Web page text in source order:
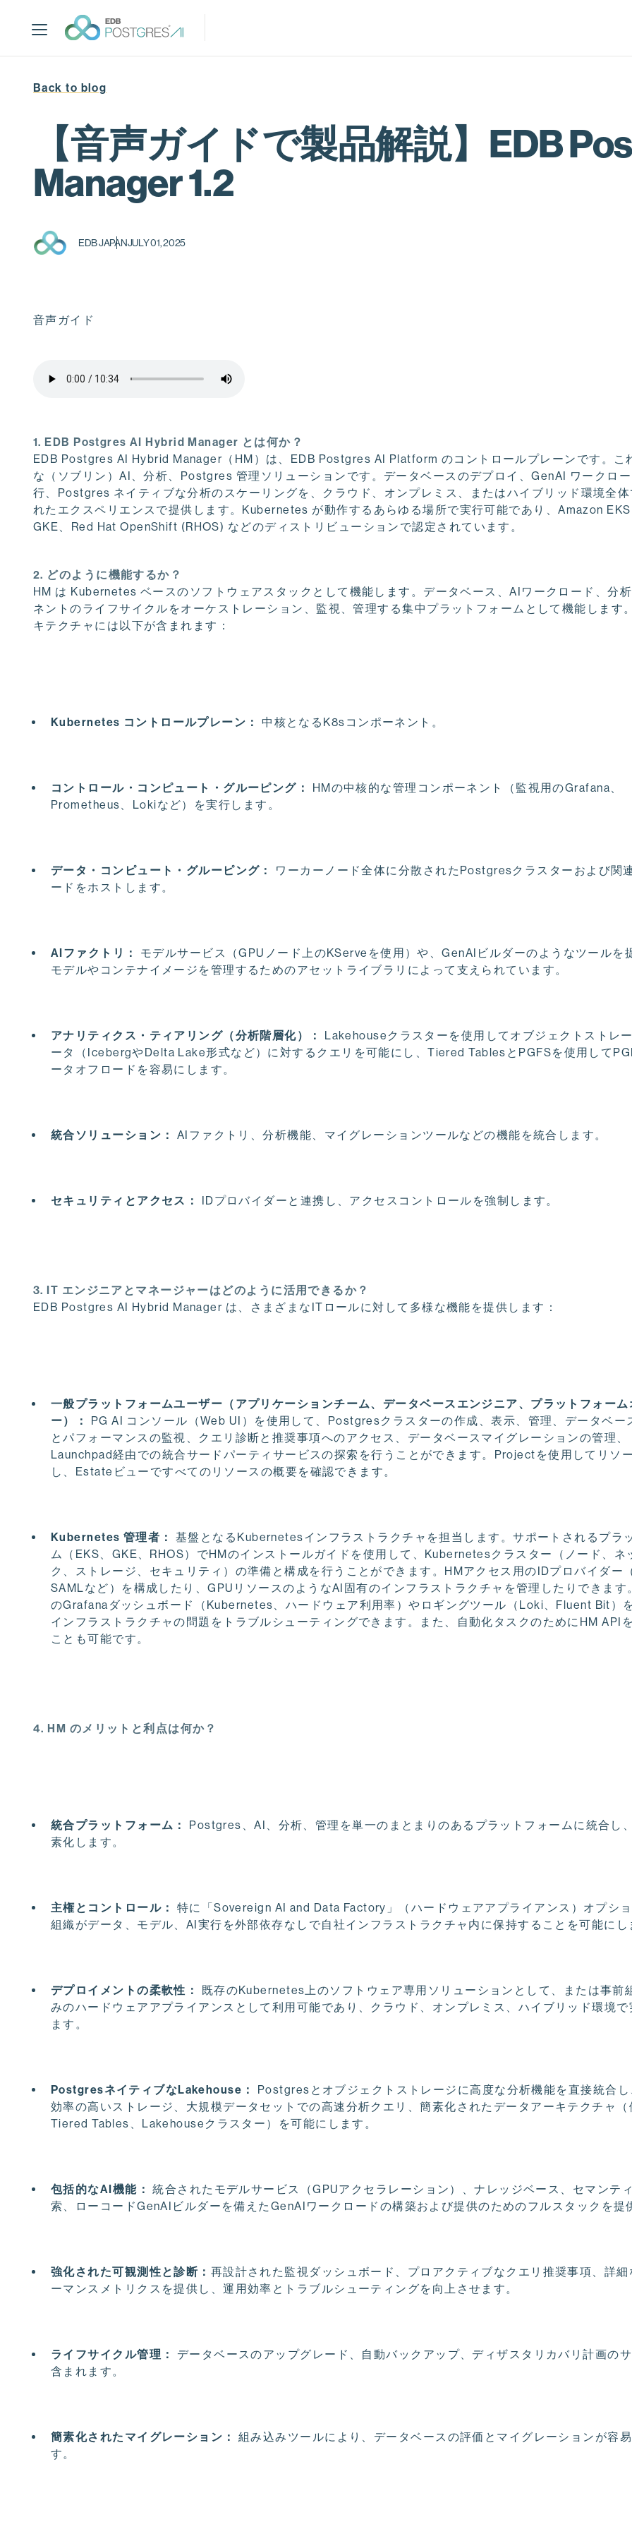
p
Back to blog
【音声ガイドで製品解説】EDB
Manager 1.2
EDB JAPANJULY 01, 2025
音声ガイド
1. EDB Postgres AI Hybrid Manager とは何か？
EDB Postgres AI Hybrid Manager（HM）は、EDB Postgres AI Platform のコントロールプレーンです。こ
な（ソブリン）AI、分析、Postgres 管理ソリューションです。データベースのデプロイ、GenAI ワークロ
行、Postgres ネイティブな分析のスケーリングを、クラウド、オンプレミス、またはハイブリッド環境全体
れたエクスペリエンスで提供します。Kubernetes が動作するあらゆる場所で実行可能であり、Amazon
GKE、Red Hat OpenShift (RHOS) などのディストリビューションで認定されています。
2. どのように機能するか？
HM は Kubernetes ベースのソフトウェアスタックとして機能します。データベース、AIワークロード、分
ネントのライフサイクルをオーケストレーション、監視、管理する集中プラットフォームとして機能します
キテクチャには以下が含まれます：
Kubernetes コントロールプレーン： 中核となるK8sコンポーネント。
コントロール・コンピュート・グルーピング：
HMの中核的な管理コンポーネント（監視用のGrafana、
Prometheus、Lokiなど）を実行します。
データ・コンピュート・グルーピング：
ワーカーノード全体に分散されたPostgresクラスターおよび関
ードをホストします。
AIファクトリ：
モデルサービス（GPUノード上のKServeを使用）や、GenAIビルダーのようなツールを
モデルやコンテナイメージを管理するためのアセットライブラリによって支えられています。
アナリティクス・ティアリング（分析階層化）：
Lakehouseクラスターを使用してオブジェクトストレ
ータ（IcebergやDelta Lake形式など）に対するクエリを可能にし、Tiered TablesとPGFSを使用して
ータオフロードを容易にします。
統合ソリューション： AIファクトリ、分析機能、マイグレーションツールなどの機能を統合します。
セキュリティとアクセス： IDプロバイダーと連携し、アクセスコントロールを強制します。
3. IT エンジニアとマネージャーはどのように活用できるか？
EDB Postgres AI Hybrid Manager は、さまざまなITロールに対して多様な機能を提供します：
一般プラットフォームユーザー（アプリケーションチーム、データベースエンジニア、プラットフォーム
ー）：
PG AI コンソール（Web UI）を使用して、Postgresクラスターの作成、表示、管理、データベー
とパフォーマンスの監視、クエリ診断と推奨事項へのアクセス、データベースマイグレーションの管理、
Launchpad経由での統合サードパーティサービスの探索を行うことができます。Projectを使用してリソ
し、Estateビューですべてのリソースの概要を確認できます。
Kubernetes 管理者：
基盤となるKubernetesインフラストラクチャを担当します。サポートされるプラ
ム（EKS、GKE、RHOS）でHMのインストールガイドを使用して、Kubernetesクラスター（ノード、ネ
ク、ストレージ、セキュリティ）の準備と構成を行うことができます。HMアクセス用のIDプロバイダー
SAMLなど）を構成したり、GPUリソースのようなAI固有のインフラストラクチャを管理したりできます
のGrafanaダッシュボード（Kubernetes、ハードウェア利用率）やロギングツール（Loki、Fluent Bit）
インフラストラクチャの問題をトラブルシューティングできます。また、自動化タスクのためにHM API
ことも可能です。
4. HM のメリットと利点は何か？
統合プラットフォーム：
Postgres、AI、分析、管理を単一のまとまりのあるプラットフォームに統合し
素化します。
主権とコントロール：
特に「Sovereign AI and Data Factory」（ハードウェアアプライアンス）オプショ
組織がデータ、モデル、AI実行を外部依存なしで自社インフラストラクチャ内に保持することを可能にし
デプロイメントの柔軟性：
既存のKubernetes上のソフトウェア専用ソリューションとして、または事前
みのハードウェアアプライアンスとして利用可能であり、クラウド、オンプレミス、ハイブリッド環境で
ます。
PostgresネイティブなLakehouse：
Postgresとオブジェクトストレージに高度な分析機能を直接統合し
効率の高いストレージ、大規模データセットでの高速分析クエリ、簡素化されたデータアーキテクチャ（
Tiered Tables、Lakehouseクラスター）を可能にします。
包括的なAI機能： 統合されたモデルサービス（GPUアクセラレーション）、ナレッジベース、セマンテ
索、ローコードGenAIビルダーを備えたGenAIワークロードの構築および提供のためのフルスタックを提
強化された可観測性と診断： 再設計された監視ダッシュボード、プロアクティブなクエリ推奨事項、詳細
ーマンスメトリクスを提供し、運用効率とトラブルシューティングを向上させます。
ライフサイクル管理：
データベースのアップグレード、自動バックアップ、ディザスタリカバリ計画の
含まれます。
簡素化されたマイグレーション：
組み込みツールにより、データベースの評価とマイグレーションが容易
す。